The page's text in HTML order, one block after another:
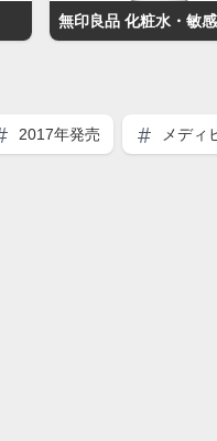
2017年発売 メディ